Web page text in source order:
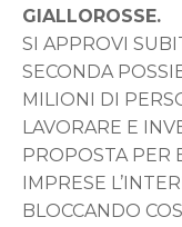
GIALLOROSSE.
SI APPROVI
SECONDA
MILIONI DI
LAVORARE E
PROPOSTA PER
IMPRESE
BLOCCANDO